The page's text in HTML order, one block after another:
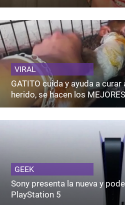
VIRAL
GATITO cuida y ayuda a curar
herido, se hacen los
GEEK
Sony presenta la nueva y
PlayStation 5